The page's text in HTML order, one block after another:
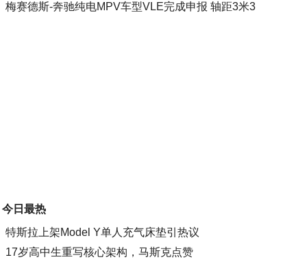
梅赛德斯-奔驰纯电MPV车型VLE完成申报 轴距3米3
今日最热
特斯拉上架Model Y单人充气床垫引热议
17岁高中生重写核心架构，马斯克点赞